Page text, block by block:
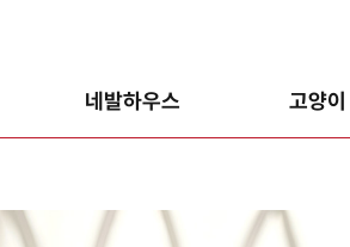
네발하우스 고양이